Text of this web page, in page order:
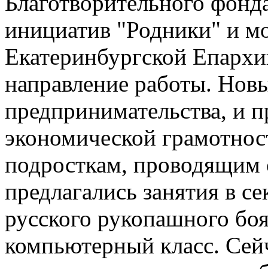
инициатив "Родники" и
Екатеринбургской
направление работы.
предпринимательства, и
экономической
подросткам, проводящим
предлагались занятия в
русского рукопашного
компьютерный класс.